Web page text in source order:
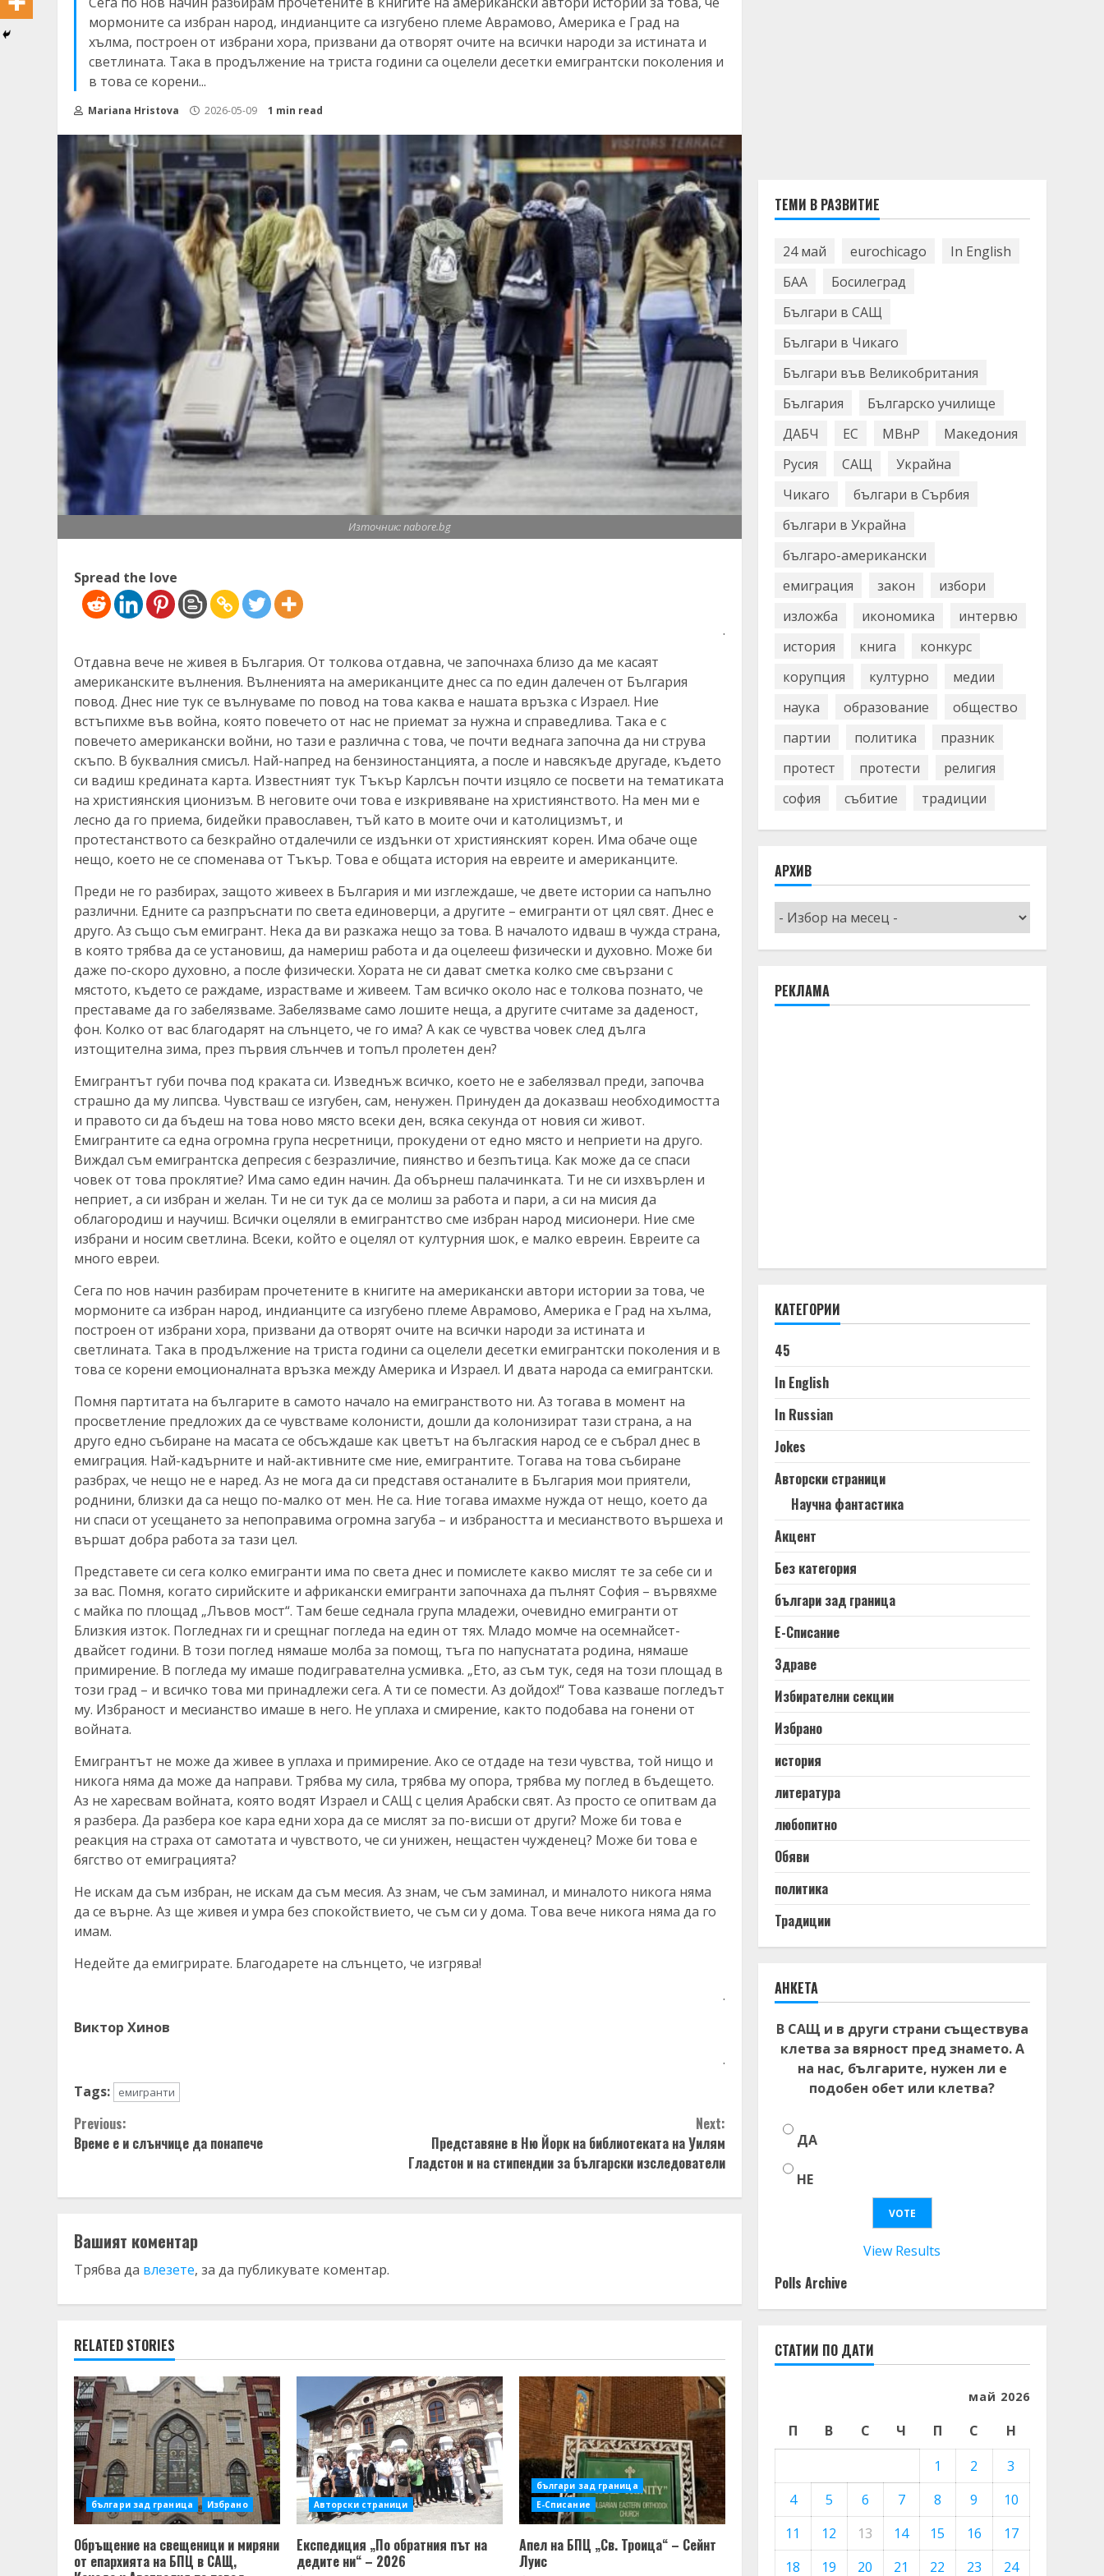
мормоните са избран народ, индианците са изгубено племе Аврамово, Америка е Град на
хълма, построен от избрани хора, призвани да отворят очите на всички народи за истината и
светлината. Така в продължение на триста години са оцелели десетки емигрантски поколения и
в това се корени...
Mariana Hristova 2026-05-09 1 min read
Източник: nabore.bg
Spread the love
.
Отдавна вече не живея в България. От толкова отдавна, че започнаха близо да ме касаят
американските вълнения. Вълненията на американците днес са по един далечен от България
повод. Днес ние тук се вълнуваме по повод на това каква е нашата връзка с Израел. Ние
встъпихме във война, която повечето от нас не приемат за нужна и справедлива. Така е с
повечето американски войни, но тази е различна с това, че почти веднага започна да ни струва
скъпо. В буквалния смисъл. Най-напред на бензиностанцията, а после и навсякъде другаде, където
си вадиш кредината карта. Известният тук Тъкър Карлсън почти изцяло се посвети на тематиката
на християнския ционизъм. В неговите очи това е изкривяване на християнството. На мен ми е
лесно да го приема, бидейки православен, тъй като в моите очи и католицизмът, и
протестанството са безкрайно отдалечили се издънки от християнският корен. Има обаче още
нещо, което не се споменава от Тъкър. Това е общата история на евреите и американците.
Преди не го разбирах, защото живеех в България и ми изглеждаше, че двете истории са напълно
различни. Едните са разпръснати по света единоверци, а другите – емигранти от цял свят. Днес е
друго. Аз също съм емигрант. Нека да ви разкажа нещо за това. В началото идваш в чужда страна,
в която трябва да се установиш, да намериш работа и да оцелееш физически и духовно. Може би
даже по-скоро духовно, а после физически. Хората не си дават сметка колко сме свързани с
мястото, където се раждаме, израстваме и живеем. Там всичко около нас е толкова познато, че
преставаме да го забелязваме. Забелязваме само лошите неща, а другите считаме за даденост,
фон. Колко от вас благодарят на слънцето, че го има? А как се чувства човек след дълга
изтощителна зима, през първия слънчев и топъл пролетен ден?
Емигрантът губи почва под краката си. Изведнъж всичко, което не е забелязвал преди, започва
страшно да му липсва. Чувстваш се изгубен, сам, ненужен. Принуден да доказваш необходимостта
и правото си да бъдеш на това ново място всеки ден, всяка секунда от новия си живот.
Емигрантите са една огромна група несретници, прокудени от едно място и неприети на друго.
Виждал съм емигрантска депресия с безразличие, пиянство и безпътица. Как може да се спаси
човек от това проклятие? Има само един начин. Да обърнеш палачинката. Ти не си изхвърлен и
неприет, а си избран и желан. Ти не си тук да се молиш за работа и пари, а си на мисия да
облагородиш и научиш. Всички оцеляли в емигрантство сме избран народ мисионери. Ние сме
избрани и носим светлина. Всеки, който е оцелял от културния шок, е малко евреин. Евреите са
много евреи.
Сега по нов начин разбирам прочетените в книгите на американски автори истории за това, че
мормоните са избран народ, индианците са изгубено племе Аврамово, Америка е Град на хълма,
построен от избрани хора, призвани да отворят очите на всички народи за истината и
светлината. Така в продължение на триста години са оцелели десетки емигрантски поколения и в
това се корени емоционалната връзка между Америка и Израел. И двата народа са емигрантски.
Помня партитата на българите в самото начало на емигранството ни. Аз тогава в момент на
просветление предложих да се чувстваме колонисти, дошли да колонизират тази страна, а на
друго едно събиране на масата се обсъждаше как цветът на бългаския народ се е събрал днес в
емиграция. Най-кадърните и най-активните сме ние, емигрантите. Тогава на това събиране
разбрах, че нещо не е наред. Аз не мога да си представя останалите в България мои приятели,
роднини, близки да са нещо по-малко от мен. Не са. Ние тогава имахме нужда от нещо, което да
ни спаси от усещането за непоправима огромна загуба – и избраността и месианството вършеха и
вършат добра работа за тази цел.
Представете си сега колко емигранти има по света днес и помислете какво мислят те за себе си и
за вас. Помня, когато сирийските и африкански емигранти започнаха да пълнят София – вървяхме
с майка по площад „Лъвов мост“. Там беше седнала група младежи, очевидно емигранти от
Близкия изток. Погледнах ги и срещнаг погледа на един от тях. Младо момче на осемнайсет-
двайсет години. В този поглед нямаше молба за помощ, тъга по напуснатата родина, нямаше
примирение. В погледа му имаше подигравателна усмивка. „Ето, аз съм тук, седя на този площад в
този град – и всичко това ми принадлежи сега. А ти се помести. Аз дойдох!“ Това казваше погледът
му. Избраност и месианство имаше в него. Не уплаха и смирение, както подобава на гонени от
войната.
Емигрантът не може да живее в уплаха и примирение. Ако се отдаде на тези чувства, той нищо и
никога няма да може да направи. Трябва му сила, трябва му опора, трябва му поглед в бъдещето.
Аз не харесвам войната, която водят Израел и САЩ с целия Арабски свят. Аз просто се опитвам да
я разбера. Да разбера кое кара едни хора да се мислят за по-висши от други? Може би това е
реакция на страха от самотата и чувството, че си унижен, нещастен чужденец? Може би това е
бягство от емиграцията?
Не искам да съм избран, не искам да съм месия. Аз знам, че съм заминал, и миналото никога няма
да се върне. Аз ще живея и умра без спокойствието, че съм си у дома. Това вече никога няма да го
имам.
Недейте да емигрирате. Благодарете на слънцето, че изгрява!
.
Виктор Хинов
.
Tags:
емигранти
Continue
Reading
Previous:
Време е и слънчице да понапече
Next:
Представяне в Ню Йорк на библиотеката на Уилям
Гладстон и на стипендии за български изследователи
Вашият коментар
Трябва да влезете, за да публикувате коментар.
RELATED STORIES
българи зад граница Избрано
Обръщение на свещеници и миряни
от епархията на БПЦ в САЩ,
Авторски страници
Експедиция „По обратния път на
дедите ни“ – 2026
българи зад граница
Е-Списание
Апел на БПЦ „Св. Троица“ – Сейнт
Луис
ТЕМИ В РАЗВИТИЕ
24 май eurochicago
In English
БАА
Босилеград
Българи в САЩ
Българи в Чикаго
Българи във Великобритания
България
Българско училище
ДАБЧ
ЕС МВнР
Македония
Русия
САЩ
Украйна
Чикаго
българи в Сърбия
българи в Украйна
българо-американски
емиграция
закон
избори
изложба
икономика
интервю
история
книга
конкурс
корупция
културно
медии
наука
образование
общество
партии
политика
празник
протест
протести
религия
софия
събитие традиции
АРХИВ
Архив
РЕКЛАМА
КАТЕГОРИИ
45
In English
In Russian
Jokes
Авторски страници
Научна фантастика
Акцент
Без категория
българи зад граница
Е-Списание
Здраве
Избирателни секции
Избрано
история
литература
любопитно
Обяви
политика
Традиции
АНКЕТА
В САЩ и в други страни съществува
клетва за вярност пред знамето. А
на нас, българите, нужен ли е
подобен обет или клетва?
ДА
НЕ
View Results
Polls Archive
СТАТИИ ПО ДАТИ
май 2026
П В С Ч П С
Н
1
2
3
4
5 6 7 8 9
10
11
12 13 14 15 16
17
18
19 20 21 22 23 24